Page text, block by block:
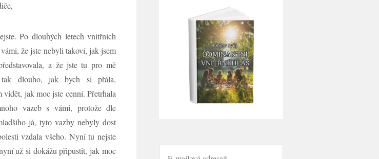
Po dlouhých letech vnitřních
že jste nebyli takoví, jak jsem
a že jste tu pro mě
dlouho, jak bych si přála,
vidět, jak moc jste cenní. Přetrhala
vazeb s vámi, protože dle
já, tyto vazby nebyly dost
vzdala všeho. Nyní tu nejste
už si dokážu připustit, jak moc